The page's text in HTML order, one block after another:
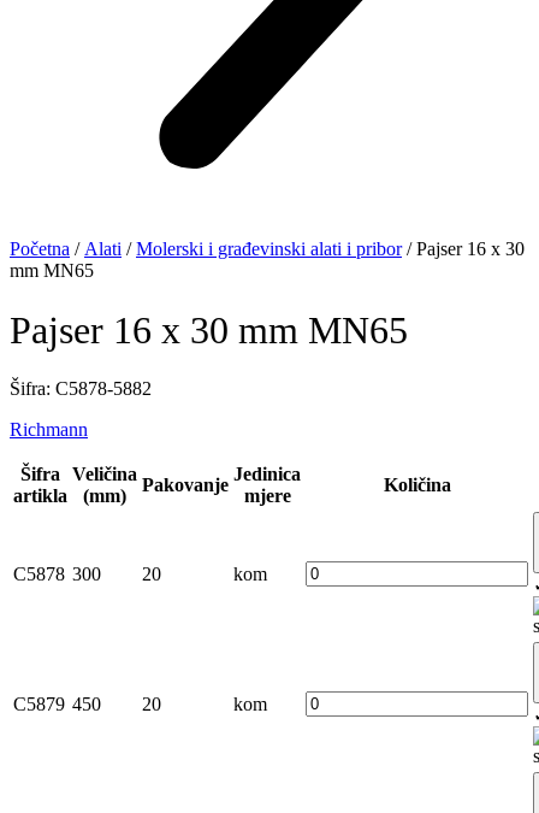
Početna / Alati /Molerski i građevinski alati i pribor/ Pajser 16 x 30
mm MN65
Pajser 16 x 30 mm MN65
Šifra: C5878-5882
Richmann
Šifra
artikla
Veličina
(mm)
Pakovanje
Jedinica
mjere
Količina
C5878 300 20 kom
C5879 450 20 kom